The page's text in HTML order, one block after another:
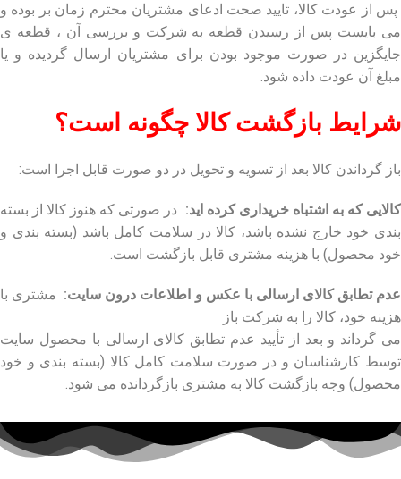
پس از عودت کالا، تایید صحت ادعای مشتریان محترم زمان بر بوده و
می بایست پس از رسیدن قطعه به شرکت و بررسی آن ، قطعه ی
جایگزین در صورت موجود بودن برای مشتریان ارسال گردیده و یا
مبلغ آن عودت داده شود.
شرایط بازگشت کالا چگونه است؟
باز گرداندن کالا بعد از تسویه و تحویل در دو صورت قابل اجرا است:
کالایی که به اشتباه خریداری کرده اید: در صورتی که هنوز کالا از بسته
بندی خود خارج نشده باشد، کالا در سلامت کامل باشد (بسته بندی و
خود محصول) با هزینه مشتری قابل بازگشت است.
عدم تطابق کالای ارسالی با عکس و اطلاعات درون سایت: مشتری با
هزینه خود، کالا را به شرکت باز
می گرداند و بعد از تأیید عدم تطابق کالای ارسالی با محصول سایت
توسط کارشناسان و در صورت سلامت کامل کالا (بسته بندی و خود
محصول) وجه بازگشت کالا به مشتری بازگردانده می شود.